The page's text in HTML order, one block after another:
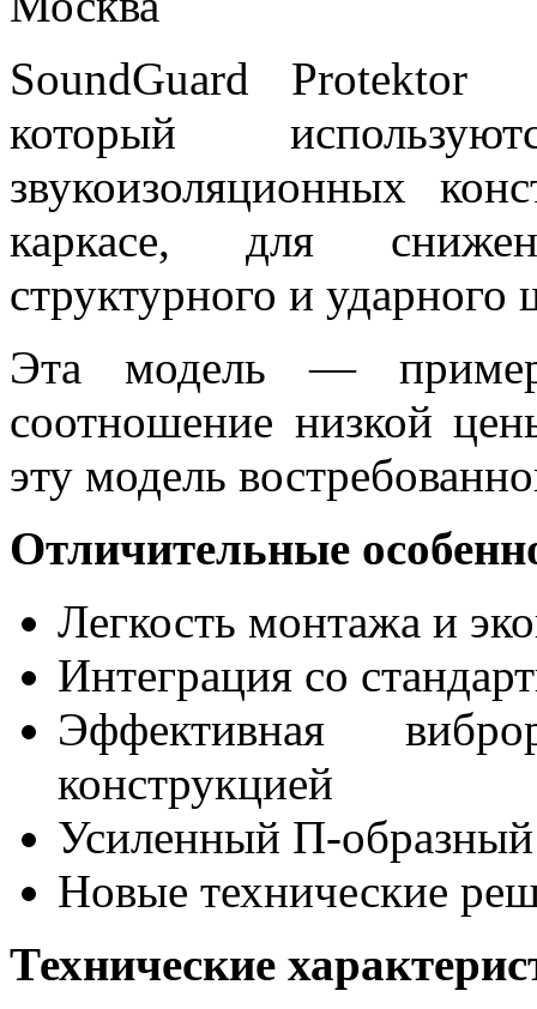
SoundGuard Protektor
который
звукоизоляционных
каркасе, для
структурного и ударного
Эта модель —
соотношение низкой
эту модель
Отличительные
Легкость монтажа и
Интеграция со
Эффективная
конструкцией
Усиленный П-
Новые технические
Технические